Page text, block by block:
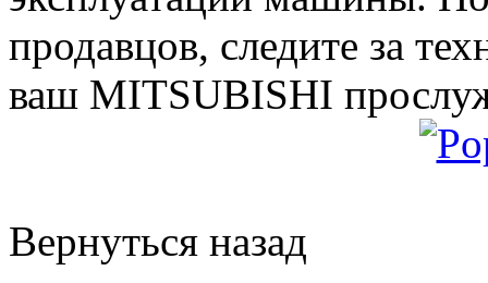
продавцов, следите за
ваш MITSUBISHI
Вернуться назад